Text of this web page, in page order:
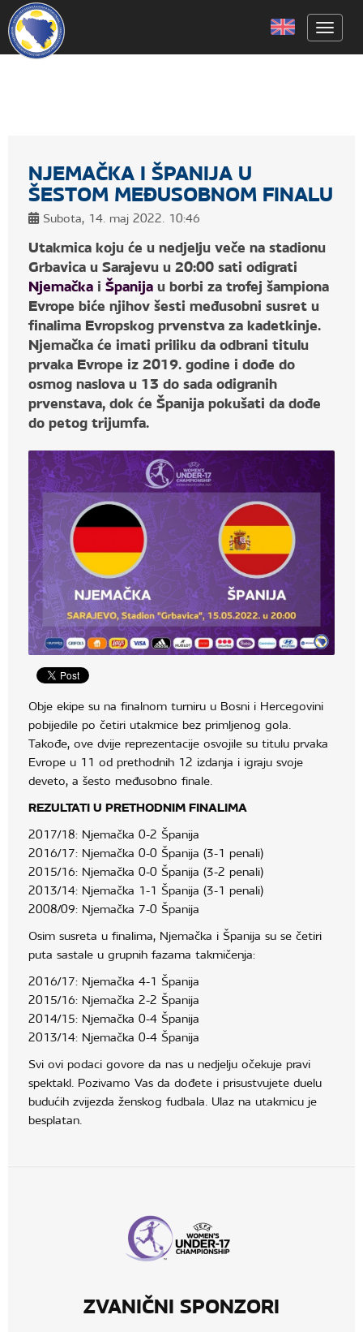
NJEMAČKA I ŠPANIJA U
ŠESTOM MEĐUSOBNOM FINALU
Subota, 14. maj 2022. 10:46
Utakmica koju će u nedjelju veče na stadionu
Grbavica u Sarajevu u 20:00 sati odigrati
Njemačka i Španija u borbi za trofej šampiona
Evrope biće njihov šesti međusobni susret u
finalima Evropskog prvenstva za kadetkinje.
Njemačka će imati priliku da odbrani titulu
prvaka Evrope iz 2019. godine i dođe do
osmog naslova u 13 do sada odigranih
prvenstava, dok će Španija pokušati da dođe
do petog trijumfa.
Obje ekipe su na finalnom turniru u Bosni i Hercegovini
pobijedile po četiri utakmice bez primljenog gola.
Takođe, ove dvije reprezentacije osvojile su titulu prvaka
Evrope u 11 od prethodnih 12 izdanja i igraju svoje
deveto, a šesto međusobno finale.
REZULTATI U PRETHODNIM FINALIMA
2017/18: Njemačka 0-2 Španija
2016/17: Njemačka 0-0 Španija (3-1 penali)
2015/16: Njemačka 0-0 Španija (3-2 penali)
2013/14: Njemačka 1-1 Španija (3-1 penali)
2008/09: Njemačka 7-0 Španija
Osim susreta u finalima, Njemačka i Španija su se četiri
puta sastale u grupnih fazama takmičenja:
2016/17: Njemačka 4-1 Španija
2015/16: Njemačka 2-2 Španija
2014/15: Njemačka 0-4 Španija
2013/14: Njemačka 0-4 Španija
Svi ovi podaci govore da nas u nedjelju očekuje pravi
spektakl. Pozivamo Vas da dođete i prisustvujete duelu
budućih zvijezda ženskog fudbala. Ulaz na utakmicu je
besplatan.
ZVANIČNI SPONZORI